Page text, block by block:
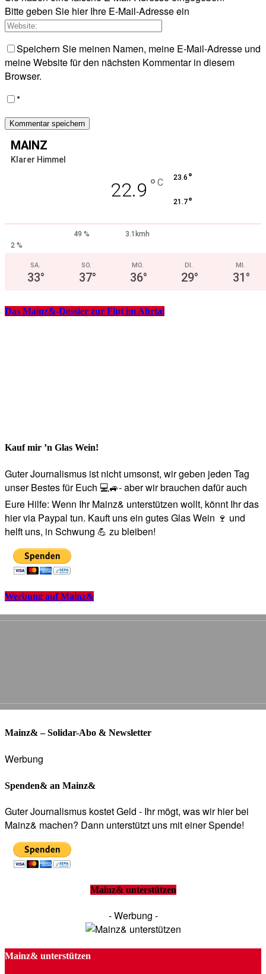
Bitte geben Sie hier Ihre E-Mail-Adresse ein
Speichern Sie meinen Namen, meine E-Mail-Adresse und
meine Website für den nächsten Kommentar in diesem
Browser.
*
MAINZ
Klarer Himmel
22.9 ° C 23.6 °
21.7°
49 %
3.1kmh
2 %
SA.
33°
SO.
37°
MO.
36°
DI.
29°
MI.
31°
Das Mainz&-Dossier zur Flut im Ahrtal
Kauf mir ’n Glas Wein!
Guter Journalismus ist nicht umsonst, wir geben jeden Tag
unser Bestes für Euch 💻🚙- aber wir brauchen dafür auch
Eure Hilfe: Wenn Ihr Mainz& unterstützen wollt, könnt Ihr das
hier via Paypal tun. Kauft uns ein gutes Glas Wein 🍷 und
helft uns, in Schwung 💪 zu bleiben!
Werbung auf Mainz&
Mainz& – Solidar-Abo & Newsletter
Werbung
Spenden& an Mainz&
Guter Journalismus kostet Geld - Ihr mögt, was wir hier bei
Mainz& machen? Dann unterstützt uns mit einer Spende!
Mainz& unterstützen
- Werbung -
Mainz& unterstützen